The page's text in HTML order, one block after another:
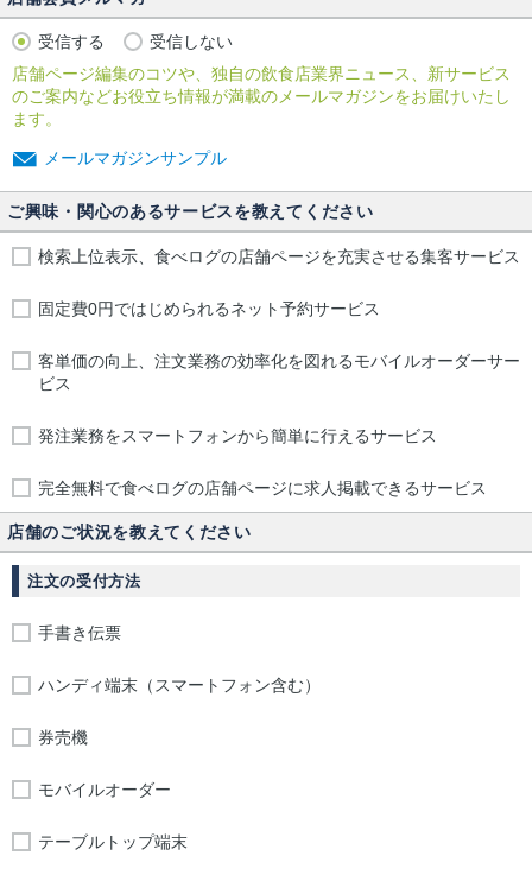
受信する
受信しない
店舗ページ編集のコツや、独自の飲食店業界ニュース、新サービス
のご案内などお役立ち情報が満載のメールマガジンをお届けいたし
ます。
メールマガジンサンプル
ご興味・関心のあるサービスを教えてください
検索上位表示、食べログの店舗ページを充実させる集客サービス
固定費0円ではじめられるネット予約サービス
客単価の向上、注文業務の効率化を図れるモバイルオーダーサー
ビス
発注業務をスマートフォンから簡単に行えるサービス
完全無料で食べログの店舗ページに求人掲載できるサービス
店舗のご状況を教えてください
注文の受付方法
手書き伝票
ハンディ端末（スマートフォン含む）
券売機
モバイルオーダー
テーブルトップ端末